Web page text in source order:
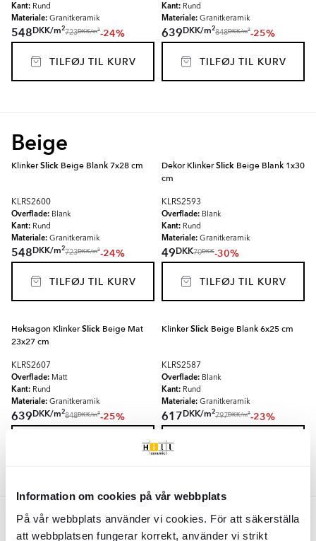
Information om cookies på vår webbplats
På vår webbplats använder vi cookies. För att säkerställa
att webbplatsen fungerar korrekt, använder vi strikt
Kant: Rund
Materiale: Granitkeramik
548DKK/m2
723DKK/m2-24%
TILFØJ TIL KURV
Kant: Rund
Materiale: Granitkeramik
639DKK/m2
848DKK/m2-25%
TILFØJ TIL KURV
Beige
KlinkerSlick Beige Blank 7x28 cm
KLRS2600
Overflade: Blank
Kant: Rund
Materiale: Granitkeramik
548DKK/m2
723DKK/m2-24%
TILFØJ TIL KURV
Dekor KlinkerSlick Beige Blank 1x30
cm
KLRS2593
Overflade: Blank
Kant: Rund
Materiale: Granitkeramik
49DKK70DKK-30%
TILFØJ TIL KURV
Heksagon KlinkerSlick Beige Mat
23x27 cm
KLRS2607
Overflade: Matt
Kant: Rund
Materiale: Granitkeramik
639DKK/m2
848DKK/m2-25%
KlinkerSlick Beige Blank 6x25 cm
KLRS2587
Overflade: Blank
Kant: Rund
Materiale: Granitkeramik
617DKK/m2
797DKK/m2-23%
Gul